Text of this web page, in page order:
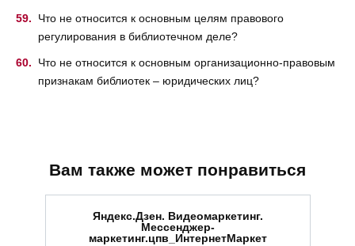
Что не относится к основным целям правового
регулирования в библиотечном деле?
Что не относится к основным организационно-правовым
признакам библиотек – юридических лиц?
Вам также может понравиться
Яндекс.Дзен. Видеомаркетинг.
Мессенджер-
маркетинг.цпв_ИнтернетМаркет